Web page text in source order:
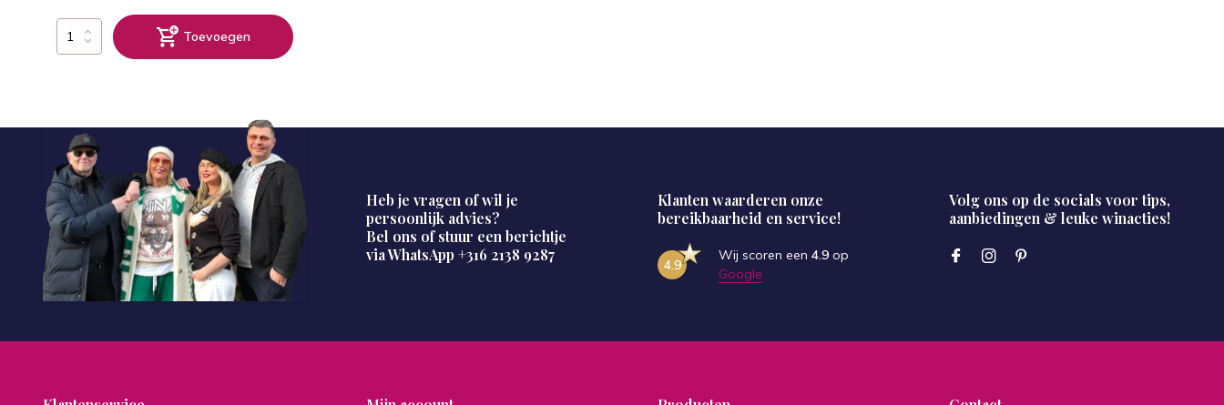
Toevoegen
Heb je vragen of wil je
persoonlijk advies?
Bel ons of stuur een berichtje
via WhatsApp +316 2138 9287
Klanten waarderen onze
bereikbaarheid en service!
4.9
Wij scoren een 4.9 op
Google
Volg ons op de socials voor tips,
aanbiedingen & leuke winacties!